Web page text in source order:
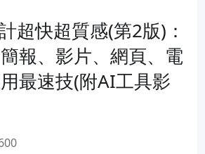
超快超質感(第2版)：
報、影片、網頁、電
最速技(附AI工具影